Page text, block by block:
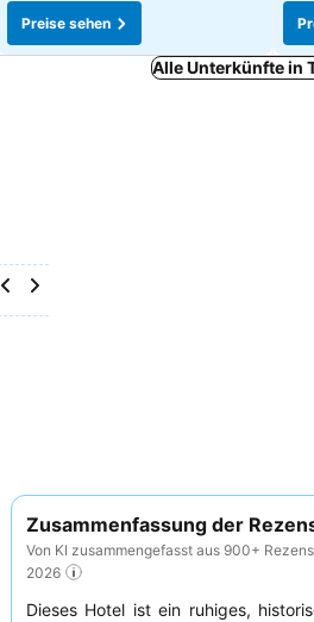
Preise sehen
Alle Unterkünfte in
Zusammenfassung der
Von KI zusammengefasst aus 900+
2026
Dieses Hotel ist ein ruhiges,